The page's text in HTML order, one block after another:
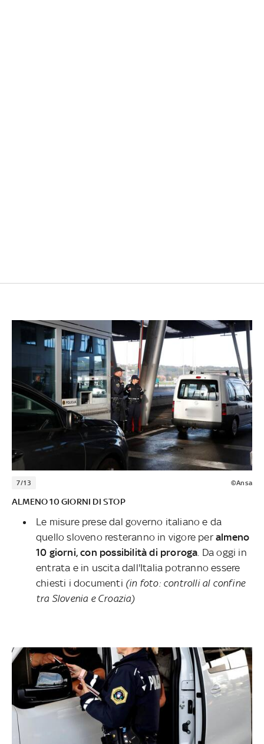
7/13 ©Ansa
ALMENO 10 GIORNI DI STOP
Le misure prese dal governo italiano e da
quello sloveno resteranno in vigore peralmeno
10 giorni, con possibilità di proroga Da oggi in
entrata e in uscita dall'Italia potranno essere
chiesti i documenti (in foto: controlli al confine
tra Slovenia e Croazia)